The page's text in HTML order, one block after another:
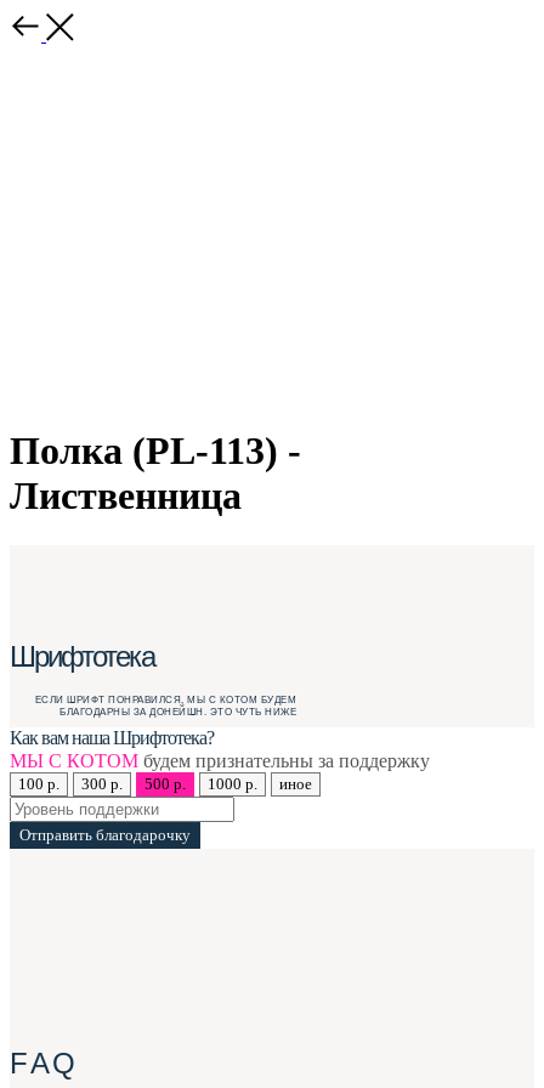
Полка (PL-113) -
Лиственница
Шрифтотека
ЕСЛИ ШРИФТ ПОНРАВИЛСЯ, МЫ С КОТОМ БУДЕМ
БЛАГОДАРНЫ ЗА ДОНЕЙШН. ЭТО ЧУТЬ НИЖЕ
Как вам наша Шрифтотека?
МЫ С КОТОМ будем признательны за поддержку
100 р. 300 р. 500 р. 1000 р. иное
Отправить благодарочку
F A Q